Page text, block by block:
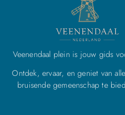
Veenendaal plein is jouw gids
Ontdek, ervaar, en geniet van
bruisende gemeenschap te